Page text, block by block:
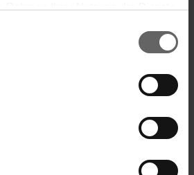
Webseite weiterhin nutzen.
automatique
séparer proprement les noyaux